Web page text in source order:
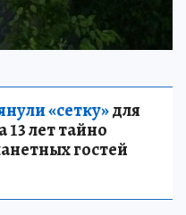
«сетку»для
лет тайно
гостей